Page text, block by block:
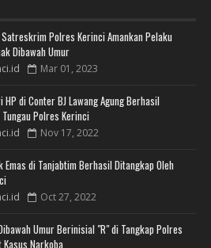
Satreskrim Polres Kerinci Amankan Pelaku
Dibawah Umur
Mar 01, 2023
di Conter BJ Lawang Agung Berhasil
Polres Kerinci
Nov 17, 2022
Emas di Tanjabtim Berhasil Ditangkap Oleh
Oct 27, 2022
Umur Berinisial "R" di Tangkap Polres
Narkoba